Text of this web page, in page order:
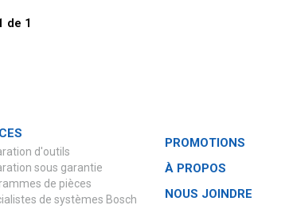
de 1
d'outils
sous garantie
de pièces
de systèmes Bosch
PROMOTIONS
À PROPOS
NOUS JOINDRE